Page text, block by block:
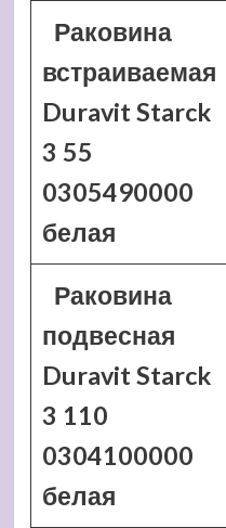
Раковина
встраиваемая
Duravit Starck
3 55
0305490000
белая
Раковина
подвесная
Duravit Starck
3 110
0304100000
белая